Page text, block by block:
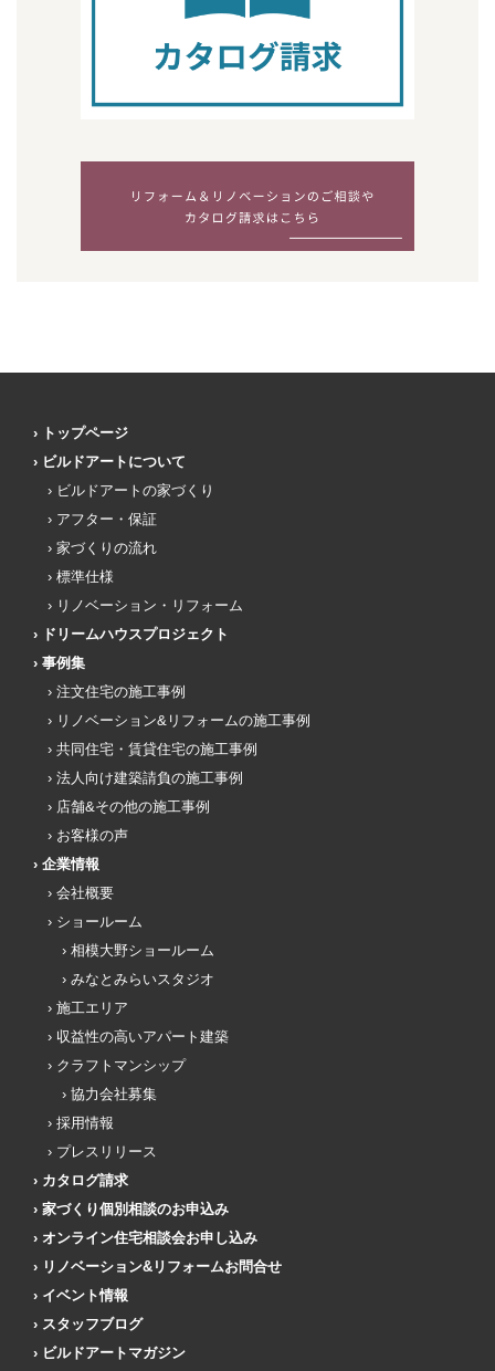
トップページ
ビルドアートについて
ビルドアートの家づくり
アフター・保証
家づくりの流れ
標準仕様
リノベーション・リフォーム
ドリームハウスプロジェクト
事例集
注文住宅の施工事例
リノベーション&リフォームの施工事例
共同住宅・賃貸住宅の施工事例
法人向け建築請負の施工事例
店舗&その他の施工事例
お客様の声
企業情報
会社概要
ショールーム
相模大野ショールーム
みなとみらいスタジオ
施工エリア
収益性の高いアパート建築
クラフトマンシップ
協力会社募集
採用情報
プレスリリース
カタログ請求
家づくり個別相談のお申込み
オンライン住宅相談会お申し込み
リノベーション&リフォームお問合せ
イベント情報
スタッフブログ
ビルドアートマガジン